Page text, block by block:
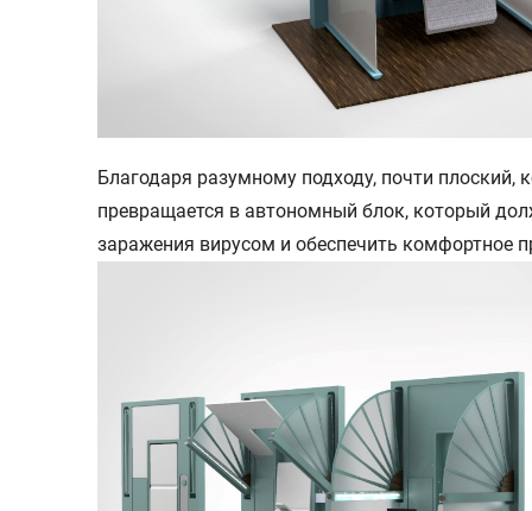
Благодаря разумному подходу, почти плоский,
превращается в автономный блок, который
заражения вирусом и обеспечить комфортное